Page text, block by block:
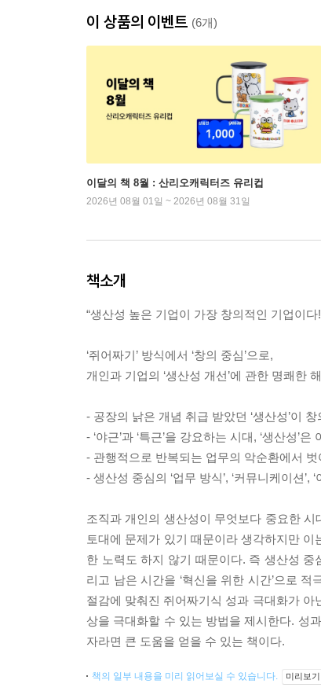
이 상품의 이벤트 (6개)
이달의 책 8월 : 산리오캐릭터즈 유리컵
2026년 08월 01일 ~ 2026년 08월 31일
책소개
“생산성 높은 기업이 가장 창의적인 기업이다
‘쥐어짜기’ 방식에서 ‘창의 중심’으로,
개인과 기업의 ‘생산성 개선’에 관한 명쾌한
- 공장의 낡은 개념 취급 받았던 ‘생산성’이
- ‘야근’과 ‘특근’을 강요하는 시대, ‘생산성’
- 관행적으로 반복되는 업무의 악순환에서 벗
- 생산성 중심의 ‘업무 방식’, ‘커뮤니케이션’,
조직과 개인의 생산성이 무엇보다 중요한
토대에 문제가 있기 때문이라 생각하지만
한 노력도 하지 않기 때문이다. 즉 생산성
리고 남은 시간을 ‘혁신을 위한 시간’으로
절감에 맞춰진 쥐어짜기식 성과 극대화가
상을 극대화할 수 있는 방법을 제시한다. 성
자라면 큰 도움을 얻을 수 있는 책이다.
책의 일부 내용을 미리 읽어보실 수 있습니다. 미리보기